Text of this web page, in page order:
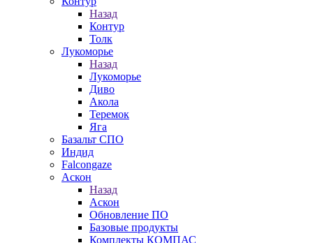
Назад
Контур
Толк
Лукоморье
Назад
Лукоморье
Диво
Акола
Теремок
Яга
Базальт СПО
Индид
Falcongaze
Аскон
Назад
Аскон
Обновление ПО
Базовые продукты
Комплекты КОМПАС